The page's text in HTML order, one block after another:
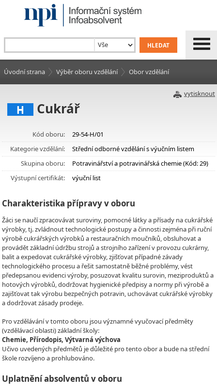
Úvodní strana Výběr oboru vzdělání Obor vzdělání
vytisknout
H Cukrář
Kód oboru:
29-54-H/01
Kategorie vzdělání:
Střední odborné vzdělání s výučním listem
Skupina oboru:
Potravinářství a potravinářská chemie (Kód: 29)
Výstupní certifikát:
výuční list
Charakteristika přípravy v oboru
Žáci se naučí zpracovávat suroviny, pomocné látky a přísady na cukrářské
výrobky, tj. zvládnout technologické postupy a činnosti zejména při ruční
výrobě cukrářských výrobků a restauračních moučníků, obsluhovat a
provádět základní údržbu strojů a strojního zařízení v provozu cukrárny,
balit a expedovat cukrářské výrobky, zjišťovat případné závady
technologického procesu a řešit samostatně běžné problémy, vést
předepsanou evidenci výroby, posuzovat kvalitu surovin, meziproduktů a
hotových výrobků, dodržovat hygienické předpisy a normy při výrobě a
zajišťovat tak výrobu bezpečných potravin, uchovávat cukrářské výrobky
a dodržovat zásady prodeje.
Pro vzdělávání v tomto oboru jsou významné vyučovací předměty
(vzdělávací oblasti) základní školy:
Chemie, Přírodopis, Výtvarná výchova
Učivo uvedených předmětů je důležité pro tento obor a bude na střední
škole rozvíjeno a prohlubováno.
Uplatnění absolventů v oboru